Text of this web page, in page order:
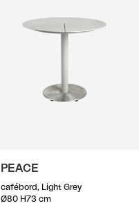
PEACE
cafébord, Light Grey
Ø80 H73 cm